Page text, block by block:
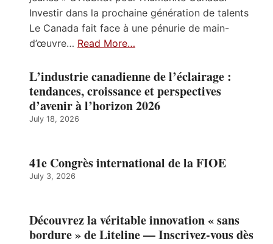
Investir dans la prochaine génération de talents
Le Canada fait face à une pénurie de main-
d’œuvre… Read More…
L’industrie canadienne de l’éclairage :
tendances, croissance et perspectives
d’avenir à l’horizon 2026
July 18, 2026
41e Congrès international de la FIOE
July 3, 2026
Découvrez la véritable innovation « sans
bordure » de Liteline — Inscrivez-vous dès